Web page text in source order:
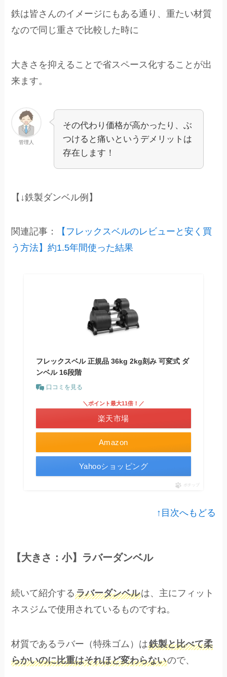
鉄は皆さんのイメージにもある通り、重たい材質
なので同じ重さで比較した時に
大きさを抑えることで省スペース化することが出
来ます。
管理人
その代わり価格が高かったり、ぶ
つけると痛いというデメリットは
存在します！
【↓鉄製ダンベル例】
関連記事：
【フレックスベルのレビューと安く買
う方法】約1.5年間使った結果
フレックスベル 正規品 36kg 2kg刻み 可変式 ダ
ンベル 16段階
口コミを見る
Amazon
＼ポイント最大11倍！／
楽天市場
Yahooショッピング
ポチップ
↑目次へもどる
【大きさ：小】ラバーダンベル
続いて紹介するラバーダンベルは、主にフィット
ネスジムで使用されているものですね。
材質であるラバー（特殊ゴム）は鉄製と比べて柔
らかいのに比重はそれほど変わらないので、